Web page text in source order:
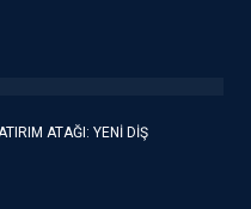
ATAĞI: YENİ DİŞ